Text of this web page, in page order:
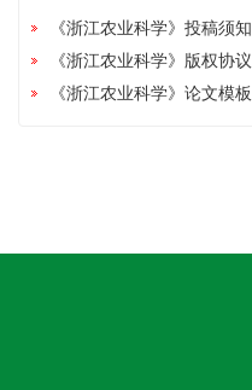
《浙江农业科学》投稿须知
《浙江农业科学》版权协议
《浙江农业科学》论文模板